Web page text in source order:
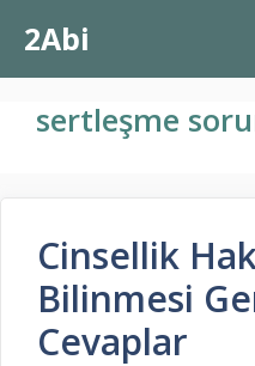
atla2Abi
sertleşme
Cinsellik
Bilinmesi
Cevaplar